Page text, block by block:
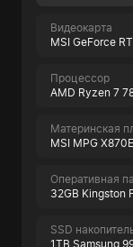
Видеокарта
MSI GeForce
Процессор
AMD Ryzen 7
Материнская
MSI MPG
Оперативная
32GB Kingston
SSD
1TB Samsung